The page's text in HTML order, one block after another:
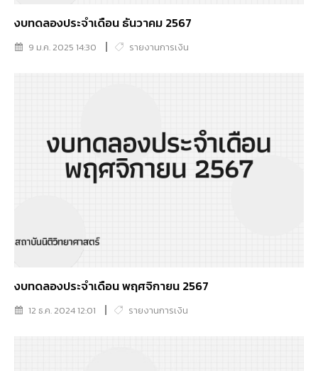
งบทดลองประจำเดือน ธันวาคม 2567
9 ม.ค. 2025 14:30 รายงานการเงิน
งบทดลองประจำเดือน พฤศจิกายน 2567
12 ธ.ค. 2024 12:01 รายงานการเงิน